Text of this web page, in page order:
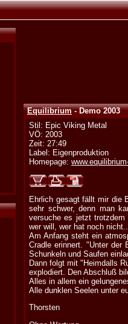
Equilibrium- Demo 2003
Stil: Epic Viking Metal
VÖ: 2003
Zeit: 27:49
Label: Eigenproduktion
Homepage:
Ehrlich gesagt fällt mir die
sehr schwer, denn man
versuche es jetzt
wer will, wer hat noch
Am Anfang steht ein
Cradle erinnert. "Unter der
Schunkeln und Saufen
Dann folgt mit "Heimdalls
explodiert. Den Abschluß
Alles in allem ein
Alle dunklen Seelen unter
Thorsten